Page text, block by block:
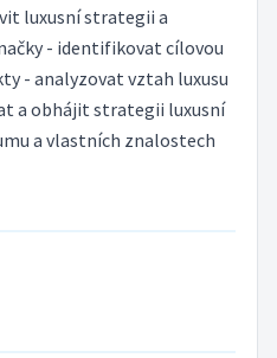
luxusní strategii a
- identifikovat cílovou
- analyzovat vztah luxusu
a obhájit strategii luxusní
a vlastních znalostech